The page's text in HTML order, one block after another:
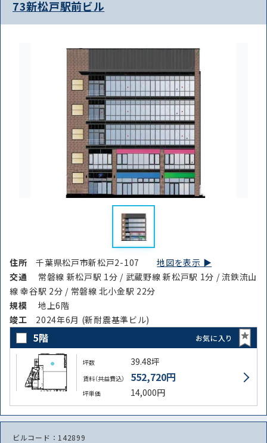
73新松戸駅前ビル
住所千葉県松戸市新松戸2-107地図を表示 ▶︎
交通
常磐線 新松戸駅 1分 / 武蔵野線 新松戸駅 1分 / 流鉄流山
線 幸谷駅 2分 / 常磐線 北小金駅 22分
規模
地上6階
竣⼯ 2024年6月 (新耐震基準ビル)
5階 お気に入り
坪数 39.48坪
賃料（共益費込） 552,720円
坪単価 14,000円
ビルコード：142899